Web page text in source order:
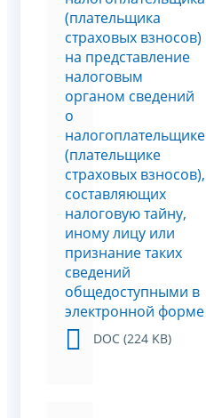
(плательщика
страховых взносов)
на представление
налоговым
органом сведений
о
налогоплательщике
(плательщике
страховых взносов),
составляющих
налоговую тайну,
иному лицу или
признание таких
сведений
общедоступными в
электронной форме
DOC (224 KB)